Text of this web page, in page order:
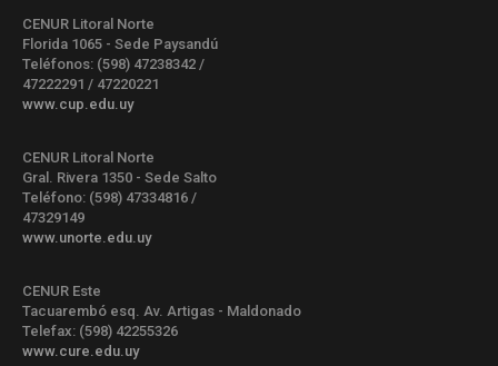
CENUR Litoral Norte
Florida 1065 - Sede Paysandú
Teléfonos: (598) 47238342 /
47222291 / 47220221
www.cup.edu.uy
CENUR Litoral Norte
Gral. Rivera 1350 - Sede Salto
Teléfono: (598) 47334816 /
47329149
www.unorte.edu.uy
CENUR Este
Tacuarembó esq. Av. Artigas - Maldonado
Telefax: (598) 42255326
www.cure.edu.uy